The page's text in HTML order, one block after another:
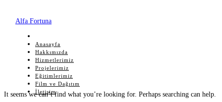
Alfa Fortuna
Anasayfa
Hakkımızda
Hizmetlerimiz
Projelerimiz
Eğitimlerimiz
Film ve Dağıtım
İletişim
It seems we can’t find what you’re looking for. Perhaps searching can help.